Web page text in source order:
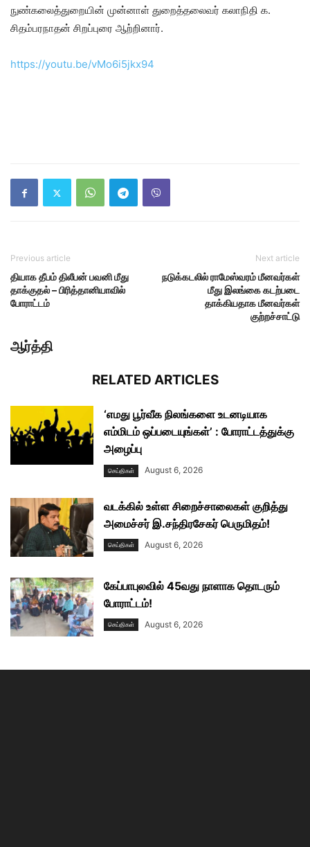
நுண்கலைத்துறையின் முன்னாள் துறைத்தலைவர் கலாநிதி க.
சிதம்பரநாதன் சிறப்புரை ஆற்றினார்.
https://youtu.be/vMo6i5jkx94
Previous article
தியாக தீபம் திலீபன் பவனி மீது
தாக்குதல் – பிரித்தானியாவில்
போராட்டம்
Next article
நடுக்கடலில் ராமேஸ்வரம் மீனவர்கள்
மீது இலங்கை கடற்படை
தாக்கியதாக மீனவர்கள்
குற்றச்சாட்டு
ஆர்த்தி
RELATED ARTICLES
‘எமது பூர்வீக நிலங்களை உடனடியாக
எம்மிடம் ஒப்படையுங்கள்’ : போராட்டத்துக்கு
அழைப்பு
செய்திகள் August 6, 2026
வடக்கில் உள்ள சிறைச்சாலைகள் குறித்து
அமைச்சர் இ.சந்திரசேகர் பெருமிதம்!
செய்திகள் August 6, 2026
கேப்பாபுலவில் 45வது நாளாக தொடரும்
போராட்டம்!
செய்திகள் August 6, 2026